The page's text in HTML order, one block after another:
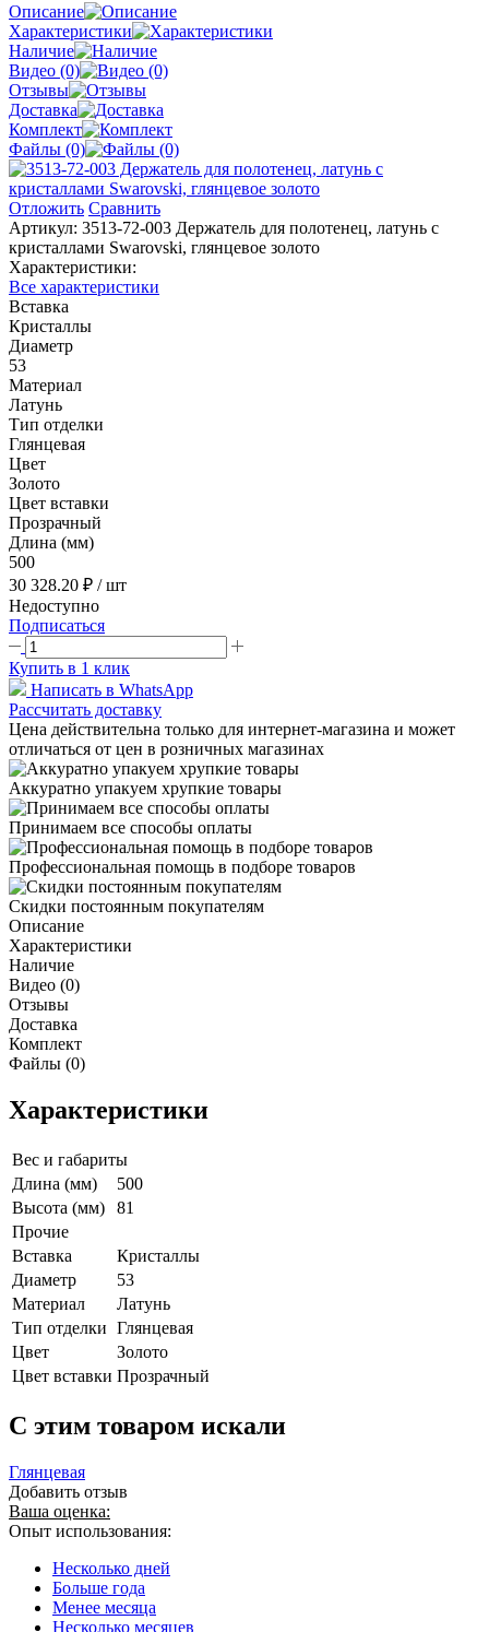
Описание
Характеристики
Наличие
Видео (0)
Отзывы
Доставка
Комплект
Файлы (0)
Отложить Сравнить
Артикул: 3513-72-003 Держатель для полотенец, латунь с
кристаллами Swarovski, глянцевое золото
Характеристики:
Все характеристики
Вставка
Кристаллы
Диаметр
53
Материал
Латунь
Тип отделки
Глянцевая
Цвет
Золото
Цвет вставки
Прозрачный
Длина (мм)
500
30 328.20 ₽ / шт
Недоступно
Подписаться
Купить в 1 клик
Написать в WhatsApp
Рассчитать доставку
Цена действительна только для интернет-магазина и может
отличаться от цен в розничных магазинах
Аккуратно упакуем хрупкие товары
Принимаем все способы оплаты
Профессиональная помощь в подборе товаров
Скидки постоянным покупателям
Описание
Характеристики
Наличие
Видео (0)
Отзывы
Доставка
Комплект
Файлы (0)
Характеристики
Вес и габариты
Длина (мм)
500
Высота (мм)
81
Прочие
Вставка
Кристаллы
Диаметр
53
Материал
Латунь
Тип отделки Глянцевая
Цвет
Золото
Цвет вставки Прозрачный
C этим товаром искали
Глянцевая
Добавить отзыв
Ваша оценка:
Опыт использования:
Несколько дней
Больше года
Менее месяца
Несколько месяцев